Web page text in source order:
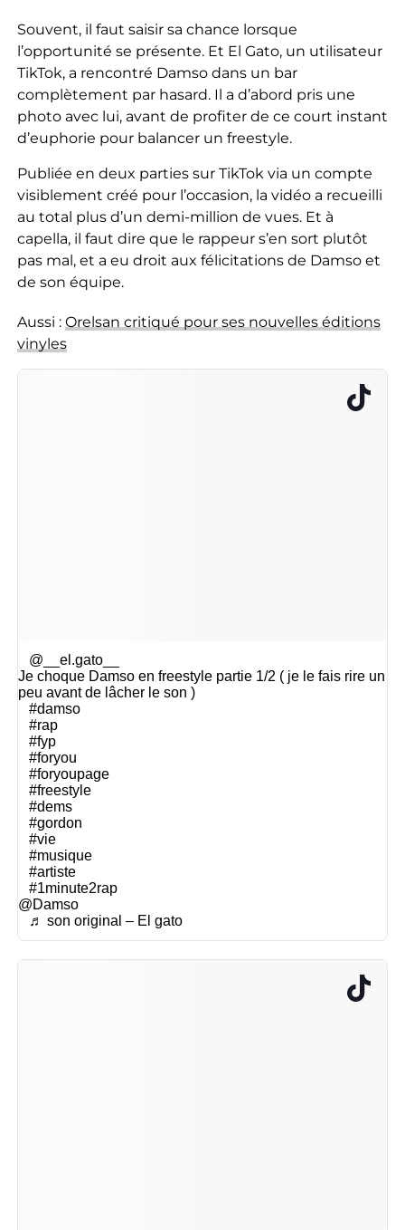
Souvent, il faut saisir sa chance lorsque
l’opportunité se présente. Et El Gato, un utilisateur
TikTok, a rencontré Damso dans un bar
complètement par hasard. Il a d’abord pris une
photo avec lui, avant de profiter de ce court instant
d’euphorie pour balancer un freestyle.
Publiée en deux parties sur TikTok via un compte
visiblement créé pour l’occasion, la vidéo a recueilli
au total plus d’un demi-million de vues. Et à
capella, il faut dire que le rappeur s’en sort plutôt
pas mal, et a eu droit aux félicitations de Damso et
de son équipe.
Aussi : Orelsan critiqué pour ses nouvelles éditions
vinyles
@__el.gato__
Je choque Damso en freestyle partie 1/2 ( je le fais rire un
peu avant de lâcher le son )
#damso
#rap
#fyp
#foryou
#foryoupage
#freestyle
#dems
#gordon
#vie
#musique
#artiste
#1minute2rap
@Damso
♬ son original – El gato